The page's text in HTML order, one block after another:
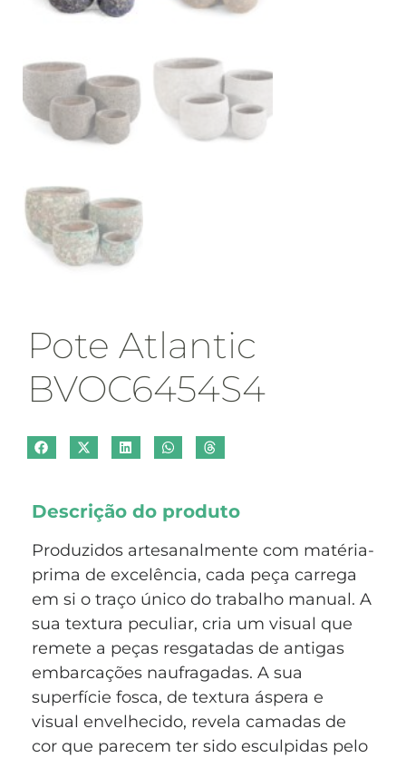
Pote Atlantic
BVOC6454S4
Descrição do produto
Produzidos artesanalmente com matéria-
prima de excelência, cada peça carrega
em si o traço único do trabalho manual. A
sua textura peculiar, cria um visual que
remete a peças resgatadas de antigas
embarcações naufragadas. A sua
superfície fosca, de textura áspera e
visual envelhecido, revela camadas de
cor que parecem ter sido esculpidas pelo